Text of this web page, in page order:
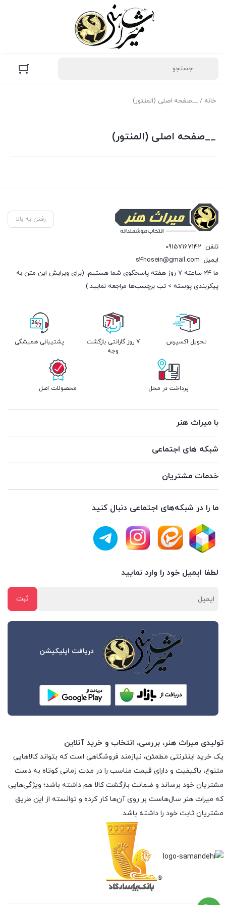
خانه / __صفحه اصلی (المنتور)
__صفحه اصلی (المنتور)
رفتن به بالا
تلفن 09157167142
ایمیل s4hosein@gmail.com
ما 24 ساعته 7 روز هفته پاسخگوی شما هستیم. (برای ویرایش این متن به
پیکربندی پوسته > تب برچسب‌ها مراجعه نمایید.)
تحویل اکسپرس
7 روز گارانتی بازگشت
وجه
پشتیبانی همیشگی
پرداخت در محل محصولات اصل
با میراث هنر
شبکه های اجتماعی
خدمات مشتریان
ما را در شبکه‌های اجتماعی دنبال کنید
لطفا ایمیل خود را وارد نمایید
دریافت اپلیکیشن
تولیدی میراث هنر، بررسی، انتخاب و خرید آنلاین
یک خرید اینترنتی مطمئن، نیازمند فروشگاهی است که بتواند کالاهایی
متنوع، باکیفیت و دارای قیمت مناسب را در مدت زمانی کوتاه به دست
مشتریان خود برساند و ضمانت بازگشت کالا هم داشته باشد؛ ویژگی‌هایی
که میراث هنر سال‌هاست بر روی آن‌ها کار کرده و توانسته از این طریق
مشتریان ثابت خود را داشته باشد.